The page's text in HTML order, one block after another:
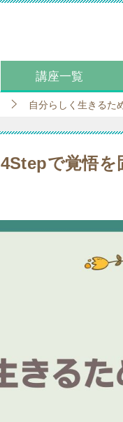
講座一覧
自分らしく生きるた
で覚悟を